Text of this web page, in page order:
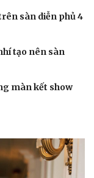
sàn diễn phủ 4
tạo nên sàn
màn kết show